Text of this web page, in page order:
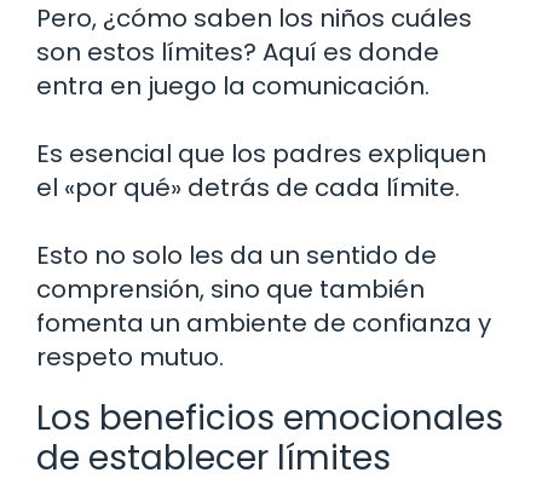
Pero, ¿cómo saben los niños cuáles
son estos límites? Aquí es donde
entra en juego la comunicación.
Es esencial que los padres expliquen
el «por qué» detrás de cada límite.
Esto no solo les da un sentido de
comprensión, sino que también
fomenta un ambiente de confianza y
respeto mutuo.
Los beneficios emocionales
de establecer límites